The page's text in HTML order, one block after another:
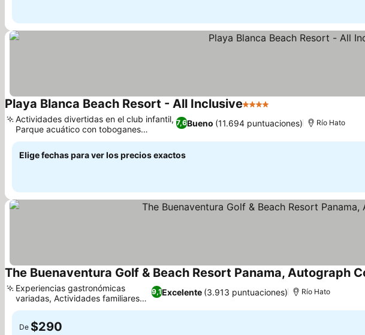
Playa Blanca Beach Resort - All Inclusive4 Estrellas
7,6Bueno (11.694 puntuaciones)
Actividades divertidas en el club infantil,
Parque acuático con toboganes
emocionantes
Río Hato
Elige fechas para ver los precios exactos
The Buenaventura Golf & Beach Resort Panama, Autograph
9,1Excelente (3.913 puntuaciones)
Experiencias gastronómicas
variadas, Actividades familiares
divertidas
Río Hato
De $290